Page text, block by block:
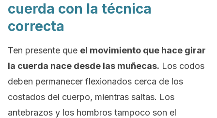
cuerda con la técnica
correcta
Ten presente que el movimiento que hace girar
la cuerda nace desde las muñecas. Los codos
deben permanecer flexionados cerca de los
costados del cuerpo, mientras saltas. Los
antebrazos y los hombros tampoco son el